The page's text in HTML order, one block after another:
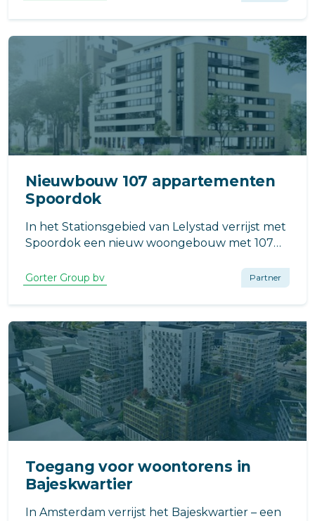
Nieuwbouw 107 appartementen
Spoordok
In het Stationsgebied van Lelystad verrijst met
Spoordok een nieuw woongebouw met 107
Gorter Group bv Partner
Toegang voor woontorens in
Bajeskwartier
In Amsterdam verrijst het Bajeskwartier – een